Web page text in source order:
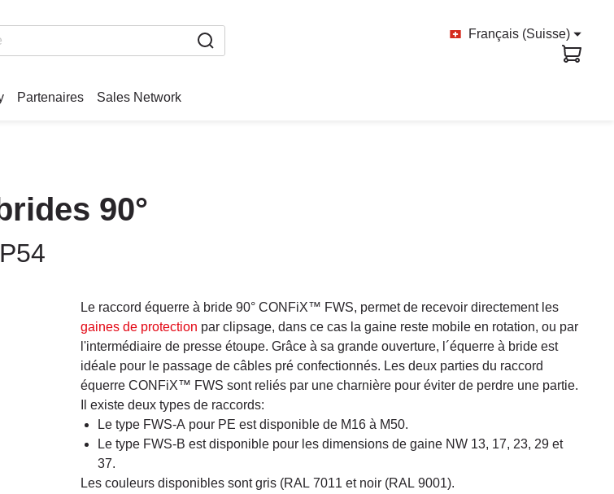
Français (Suisse)
Partenaires Sales Network
90°
Le raccord équerre à bride 90° CONFiX™ FWS, permet de recevoir directement les
gaines de protection par clipsage, dans ce cas la gaine reste mobile en rotation, ou par
l'intermédiaire de presse étoupe. Grâce à sa grande ouverture, l´équerre à bride est
idéale pour le passage de câbles pré confectionnés. Les deux parties du raccord
équerre CONFiX™ FWS sont reliés par une charnière pour éviter de perdre une partie.
Il existe deux types de raccords:
Le type FWS-A pour PE est disponible de M16 à M50.
Le type FWS-B est disponible pour les dimensions de gaine NW 13, 17, 23, 29 et
37.
Les couleurs disponibles sont gris (RAL 7011 et noir (RAL 9001).